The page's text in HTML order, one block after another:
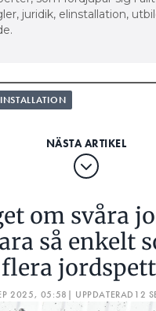
juridik, elinstallation,
om svåra
så enkelt
2025, 05:58 | UPPDATERAD 12